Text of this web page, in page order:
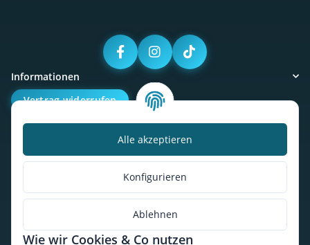
Alle akzeptieren
Konfigurieren
Ablehnen
Wie wir Cookies & Co nutzen
Informationen
Vertrag widerrufen
Kalorienbedarfsrechner
So findest du uns